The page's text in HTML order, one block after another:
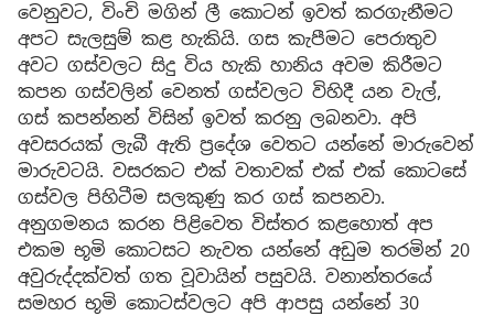
වෙනුවට, විංචි මගින් ලී කොටන් ඉවත් කරගැනීමට
අපට සැලසුම් කළ හැකියි. ගස කැපීමට පෙරාතුව
අවට ගස්වලට සිදු විය හැකි හානිය අවම කිරීමට
කපන ගස්වලින් වෙනත් ගස්වලට විහිදී යන වැල්,
ගස් කපන්නන් විසින් ඉවත් කරනු ලබනවා. අපි
අවසරයක් ලැබී ඇති ප්‍රදේශ වෙතට යන්නේ මාරුවෙන්
මාරුවටයි. වසරකට එක් වතාවක් එක් එක් කොටසේ
ගස්වල පිහිටීම සලකුණු කර ගස් කපනවා.
අනුගමනය කරන පිළිවෙත විස්තර කළහොත් අප
එකම භූමි කොටසට නැවත යන්නේ අඩුම තරමින් 20
අවුරුද්දක්වත් ගත වූවායින් පසුවයි. වනාන්තරයේ
සමහර භූමි කොටස්වලට අපි ආපසු යන්නේ 30